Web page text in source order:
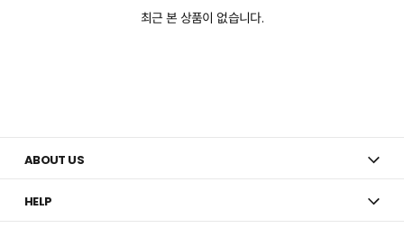
최근 본 상품이 없습니다.
ABOUT US
HELP